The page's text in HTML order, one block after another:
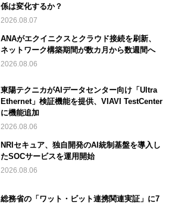
係は変化するか？
2026.08.07
ANAがエクイニクスとクラウド接続を刷新、
ネットワーク構築期間が数カ月から数週間へ
2026.08.06
東陽テクニカがAIデータセンター向け「Ultra
Ethernet」検証機能を提供、VIAVI TestCenter
に機能追加
2026.08.06
NRIセキュア、独自開発のAI統制基盤を導入し
たSOCサービスを運用開始
2026.08.06
総務省の「ワット・ビット連携関連実証」に7